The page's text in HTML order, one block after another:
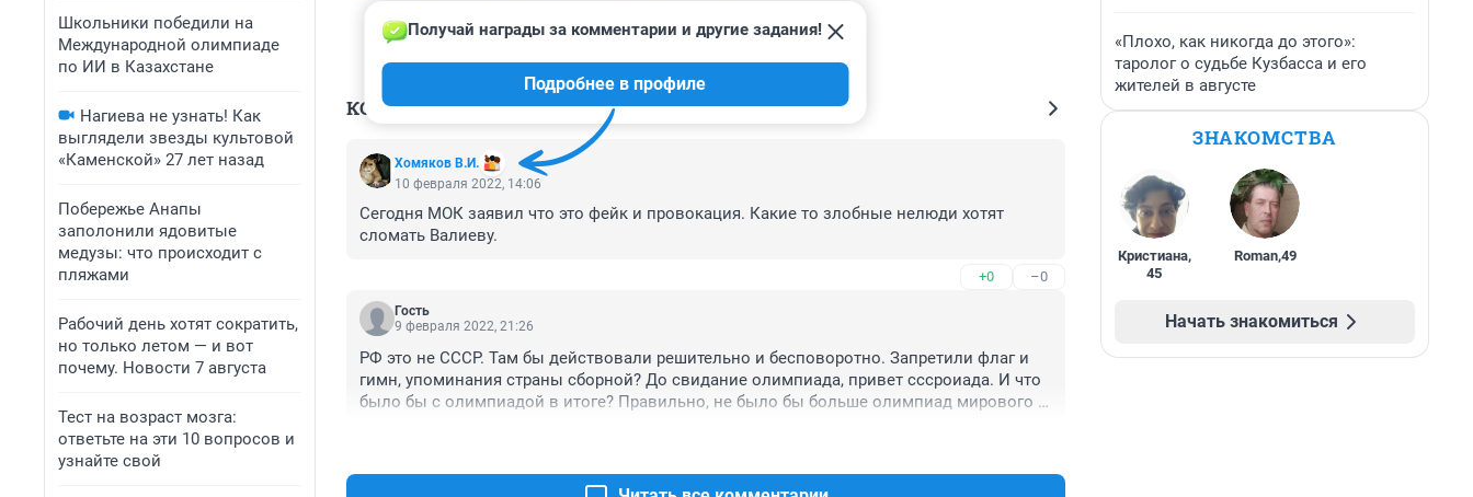
Школьники победили на
Международной олимпиаде
по ИИ в Казахстане
Нагиева не узнать! Как
выглядели звезды культовой
«Каменской» 27 лет назад
Побережье Анапы
заполонили ядовитые
медузы: что происходит с
пляжами
Рабочий день хотят сократить,
но только летом — и вот
почему. Новости 7 августа
Тест на возраст мозга:
ответьте на эти 10 вопросов и
узнайте свой
КОММЕНТАРИИ 18
Хомяков В.И.
Получай награды за комментарии и другие задания!
Подробнее в профиле
10 февраля 2022, 14:06
Сегодня МОК заявил что это фейк и провокация. Какие то злобные нелюди хотят
сломать Валиеву.
+0 –0
Гость
9 февраля 2022, 21:26
РФ это не СССР. Там бы действовали решительно и бесповоротно. Запретили флаг и
гимн, упоминания страны сборной? До свидание олимпиада, привет сссроиада. И что
было бы с олимпиадой в итоге? Правильно, не было бы больше олимпиад мирового
«Плохо, как никогда до этого»:
таролог о судьбе Кузбасса и его
жителей в августе
ЗНАКОМСТВА
Кристиана,
45
Roman,49
Начать знакомиться